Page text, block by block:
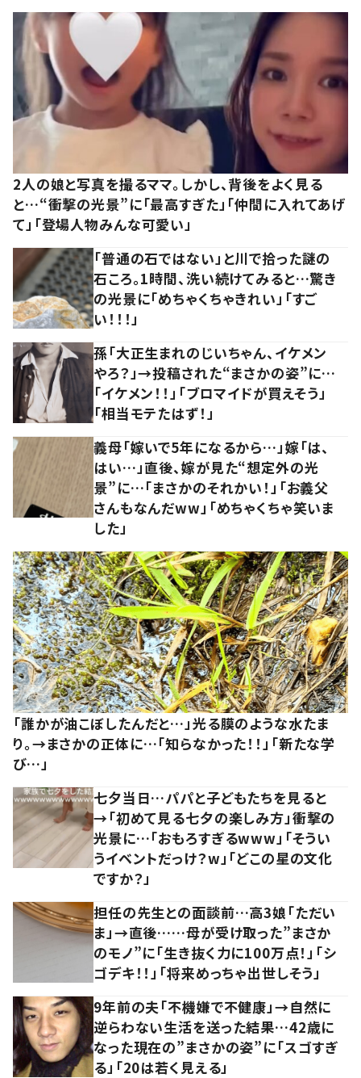
2人の娘と写真を撮るママ。しかし、背後をよく見る
と…“衝撃の光景”に「最高すぎた」「仲間に入れてあげ
て」「登場人物みんな可愛い」
「普通の石ではない」と川で拾った謎の
石ころ。1時間、洗い続けてみると…驚き
の光景に「めちゃくちゃきれい」「すご
い！！！」
孫「大正生まれのじいちゃん、イケメン
やろ？」→投稿された“まさかの姿”に…
「イケメン！！」「ブロマイドが買えそう」
「相当モテたはず！」
義母「嫁いで5年になるから…」嫁「は、
はい…」直後、嫁が見た“想定外の光
景”に…「まさかのそれかい！」「お義父
さんもなんだww」「めちゃくちゃ笑いま
した」
「誰かが油こぼしたんだと…」光る膜のような水たま
り。→まさかの正体に…「知らなかった！！」「新たな学
び…」
七夕当日…パパと子どもたちを見ると
→「初めて見る七夕の楽しみ方」衝撃の
光景に…「おもろすぎるwww」「そうい
うイベントだっけ？w」「どこの星の文化
ですか？」
担任の先生との面談前…高3娘「ただい
ま」→直後……母が受け取った”まさか
のモノ”に「生き抜く力に100万点！」「シ
ゴデキ！！」「将来めっちゃ出世しそう」
9年前の夫「不機嫌で不健康」→自然に
逆らわない生活を送った結果…42歳に
なった現在の”まさかの姿”に「スゴすぎ
る」「20は若く見える」